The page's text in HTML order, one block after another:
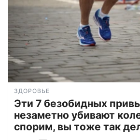
ЗДОРОВЬЕ
Эти 7 безобидных
незаметно убивают
спорим, вы тоже так